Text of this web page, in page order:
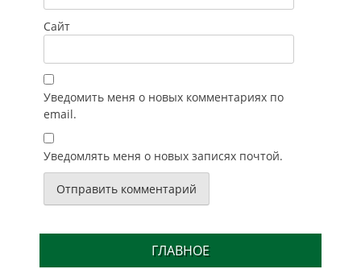
Сайт
Уведомить меня о новых комментариях по
email.
Уведомлять меня о новых записях почтой.
ГЛАВНОЕ